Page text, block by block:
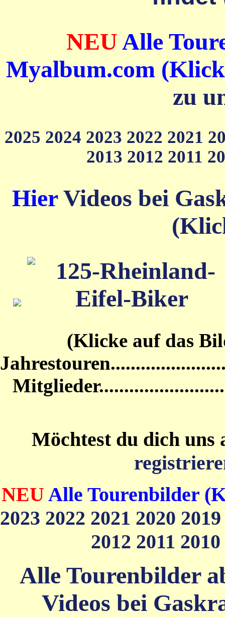
NEUAlle
Myalbum.com
zu
2025 2024 2023 2022 2021
2013 2012 2011
HierVideos bei
(Klicke auf das
Möchtest du dich uns
NEU Alle Tourenbilder
2023 2022 2021 2020
2012 2011 2010
Alle Tourenbilder
Videos bei